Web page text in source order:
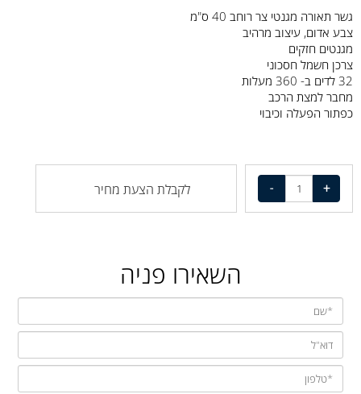
גשר תאורה מגנטי צר רוחב 40 ס"מ
צבע אדום, עיצוב מרהיב
מגנטים חזקים
צרכן חשמל חסכוני
32 לדים
ב- 360 מעלות
מחבר למצת הרכב
כפתור הפעלה וכיבוי
לקבלת הצעת מחיר
השאירו פניה